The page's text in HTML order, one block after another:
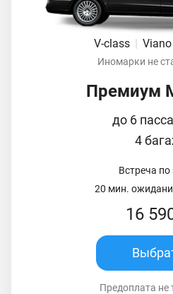
V-class | Viano
Иномарки не
Премиум
до 6
4
Встреча по
20 мин.
16
Предоплата не